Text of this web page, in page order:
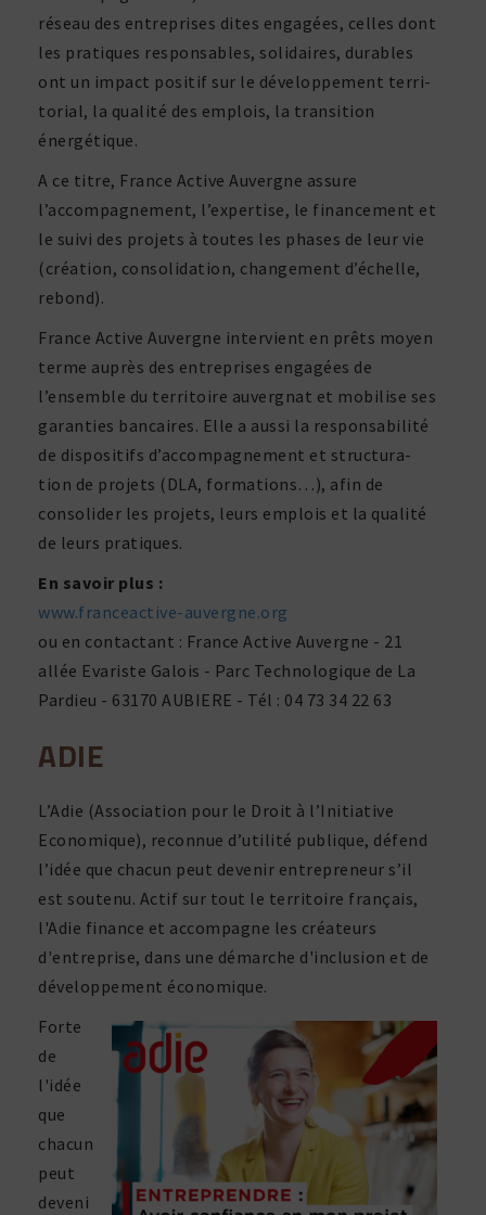
réseau des entre­prises dites enga­gées, celles dont
les pratiques respon­sables, soli­daires, durables
ont un impact positif sur le déve­lop­pe­ment terri­
to­rial, la qualité des emplois, la tran­si­tion
énergétique.
A ce titre, France Active Auvergne assure
l’accompagnement, l’expertise, le finan­ce­ment et
le suivi des projets à toutes les phases de leur vie
(créa­tion, conso­li­da­tion, chan­ge­ment d’échelle,
rebond).
France Active Auvergne inter­vient en prêts moyen
terme auprès des entre­prises enga­gées de
l’ensemble du terri­toire auver­gnat et mobi­lise ses
garan­ties bancaires. Elle a aussi la respon­sa­bi­lité
de dispo­si­tifs d’accompagnement et struc­tu­ra­
tion de projets (DLA, forma­tions…), afin de
conso­lider les projets, leurs emplois et la qualité
de leurs pratiques.
En savoir plus :
www.franceactive-auvergne.org
ou en contac­tant : France Active Auvergne - 21
allée Evariste Galois - Parc Technologique de La
Pardieu - 63170 AUBIERE - Tél : 04 73 34 22 63
ADIE
L’Adie (Association pour le Droit à l’Initiative
Economique), reconnue d’utilité publique, défend
l’idée que chacun peut devenir entre­pre­neur s’il
est soutenu. Actif sur tout le terri­toire fran­çais,
l'Adie finance et accom­pagne les créa­teurs
d'entreprise, dans une démarche d'inclusion et de
déve­lop­pe­ment économique.
Forte
de
l'idée
que
chacun
peut
deveni